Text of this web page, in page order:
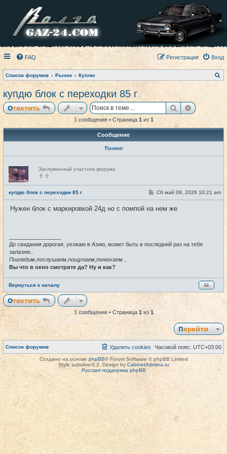
FAQ Вход
Регистрация
Список форумов Рынок Куплю
о
купдю блок с переходки 85 г
Ответить Поиск
1 сообщение • Страница 1из 1
Сообщение
Tixomir
Н
е
в
с
т
и
Заслуженный участник форума
купдю блок с переходки 85 г #1
С
б
Сб май 09, 2026 10:21 am
Нужен блок с маркировкой 24д но с помпой на нем же
До свидания дорогая, уезжаю в Азию, может быть в последний раз на тебя
залазию..
Поглядим,послушаем,пощупаем,понюхаем...
Вы что в окно смотрите да? Ну и как?
Вернуться к началу
Ответить
1 сообщение • Страница 1 из 1
Перейти
Список форумов Часовой пояс: UTC+03:00
Удалить cookies
Создано на основе phpBB® Forum Software © phpBB Limited
Style subsilver3.2. Design by CabinetAdmina.ru
Русская поддержка phpBB